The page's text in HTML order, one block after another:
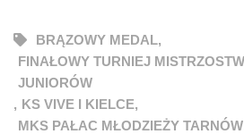
BRĄZOWY MEDAL,
FINAŁOWY TURNIEJ
JUNIORÓW
, KS VIVE I KIELCE,
MKS PAŁAC MŁODZIEŻY TARNÓW